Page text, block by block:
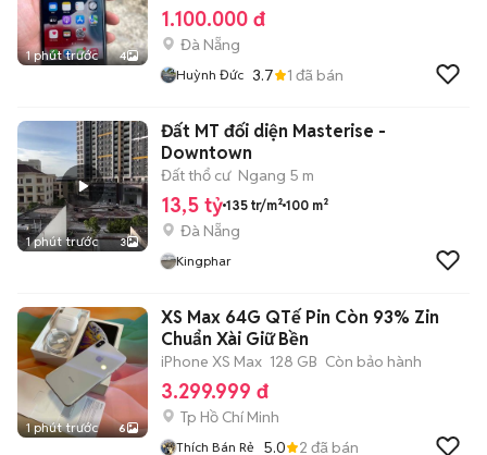
1 phút trước 4
1.100.000 đ
Đà Nẵng
Huỳnh Đức 3.7 1 đã bán
1 phút trước 3
Đất MT đối diện Masterise -
Downtown
Đất thổ cư Ngang 5 m
13,5 tỷ 135 tr/m² 100 m²
Đà Nẵng
Kingphar
1 phút trước 6
XS Max 64G QTế Pin Còn 93% Zin
Chuẩn Xài Giữ Bền
iPhone XS Max 128 GB Còn bảo hành
3.299.999 đ
Tp Hồ Chí Minh
Thích Bán Rẻ 5.0 2 đã bán